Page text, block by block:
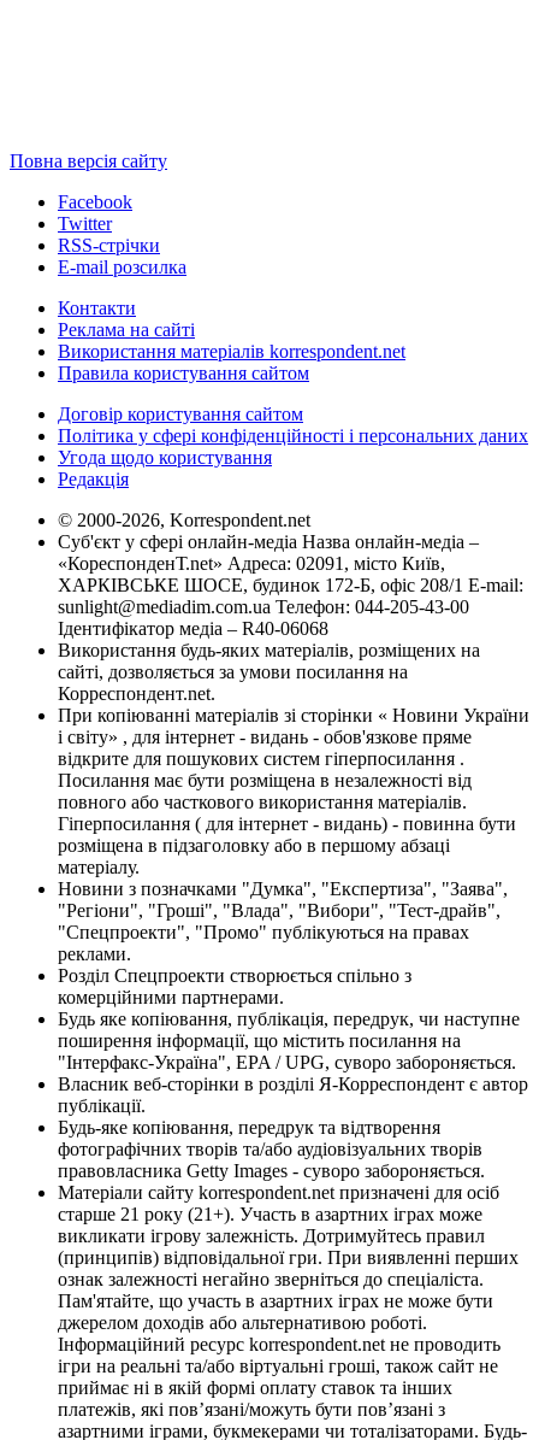
Повна версія сайту
Facebook
Twitter
RSS-стрічки
E-mail розсилка
Контакти
Реклама на сайті
Використання матеріалів korrespondent.net
Правила користування сайтом
Договір користування сайтом
Політика у сфері конфіденційності і персональних даних
Угода щодо користування
Редакція
© 2000-2026, Korrespondent.net
Суб'єкт у сфері онлайн-медіа Назва онлайн-медіа –
«КореспонденТ.net» Адреса: 02091, місто Київ,
ХАРКІВСЬКЕ ШОСЕ, будинок 172-Б, офіс 208/1 E-mail:
sunlight@mediadim.com.ua Телефон: 044-205-43-00
Ідентифікатор медіа – R40-06068
Використання будь-яких матеріалів, розміщених на
сайті, дозволяється за умови посилання на
Корреспондент.net.
При копіюванні матеріалів зі сторінки « Новини України
і світу» , для інтернет - видань - обов'язкове пряме
відкрите для пошукових систем гіперпосилання .
Посилання має бути розміщена в незалежності від
повного або часткового використання матеріалів.
Гіперпосилання ( для інтернет - видань) - повинна бути
розміщена в підзаголовку або в першому абзаці
матеріалу.
Новини з позначками "Думка", "Експертиза", "Заява",
"Регіони", "Гроші", "Влада", "Вибори", "Тест-драйв",
"Спецпроекти", "Промо" публікуються на правах
реклами.
Розділ Спецпроекти створюється спільно з
комерційними партнерами.
Будь яке копіювання, публікація, передрук, чи наступне
поширення інформації, що містить посилання на
"Інтерфакс-Україна", EPA / UPG, суворо забороняється.
Власник веб-сторінки в розділі Я-Корреспондент є автор
публікації.
Будь-яке копіювання, передрук та відтворення
фотографічних творів та/або аудіовізуальних творів
правовласника Getty Images - суворо забороняється.
Матеріали сайту korrespondent.net призначені для осіб
старше 21 року (21+). Участь в азартних іграх може
викликати ігрову залежність. Дотримуйтесь правил
(принципів) відповідальної гри. При виявленні перших
ознак залежності негайно зверніться до спеціаліста.
Пам'ятайте, що участь в азартних іграх не може бути
джерелом доходів або альтернативою роботі.
Інформаційний ресурс korrespondent.net не проводить
ігри на реальні та/або віртуальні гроші, також сайт не
приймає ні в якій формі оплату ставок та інших
платежів, які пов’язані/можуть бути пов’язані з
азартними іграми, букмекерами чи тоталізаторами. Будь-